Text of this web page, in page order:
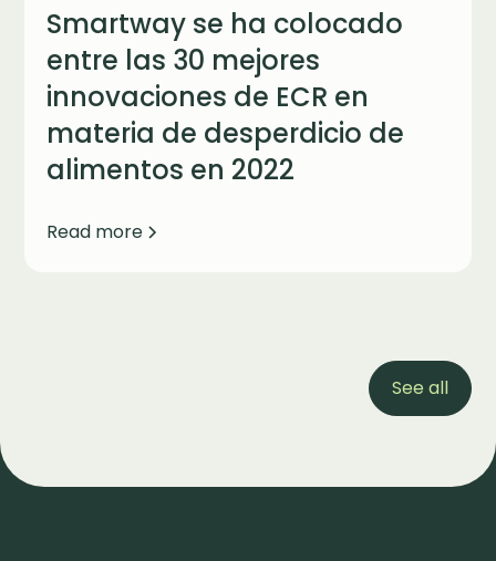
Smartway se ha colocado
entre las 30 mejores
innovaciones de ECR en
materia de desperdicio de
alimentos en 2022
Read more
See all